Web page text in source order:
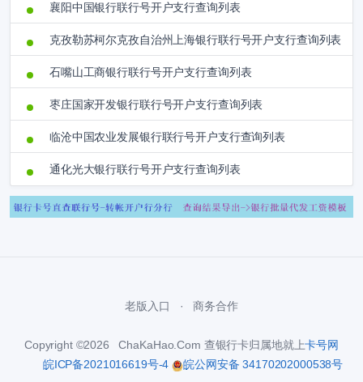
襄阳中国银行联行号开户支行查询列表
克孜勒苏柯尔克孜自治州上海银行联行号开户支行查询列表
石嘴山工商银行联行号开户支行查询列表
枣庄国家开发银行联行号开户支行查询列表
临沧中国农业发展银行联行号开户支行查询列表
通化光大银行联行号开户支行查询列表
老版入口 商务合作
Copyright ©2026 ChaKaHao.Com 查银行卡归属地就上卡号网
皖ICP备2021016619号-4
皖公网安备 34170202000538号